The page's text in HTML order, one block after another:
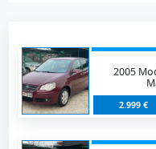
2005
2.999 €